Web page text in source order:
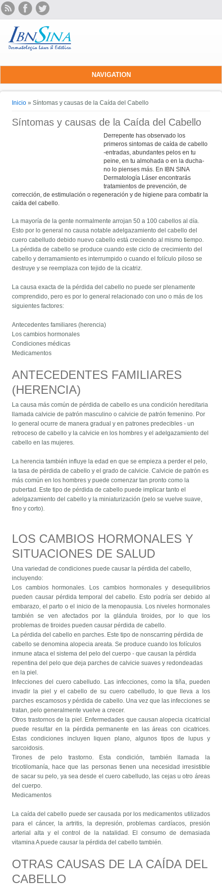
NAVIGATION
Se encuentra usted aquí
Inicio » Síntomas y causas de la Caída del Cabello
Síntomas y causas de la Caída del Cabello
Derrepente has observado los
primeros sintomas de caída de cabello
-entradas, abundantes pelos en tu
peine, en tu almohada o en la ducha-
no lo pienses más. En IBN SINA
Dermatología Láser encontrarás
tratamientos de prevención, de
corrección, de estimulación o regeneración y de higiene para combatir la
caída del cabello.
La mayoría de la gente normalmente arrojan 50 a 100 cabellos al día.
Esto por lo general no causa notable adelgazamiento del cabello del
cuero cabelludo debido nuevo cabello está creciendo al mismo tiempo.
La pérdida de cabello se produce cuando este ciclo de crecimiento del
cabello y derramamiento es interrumpido o cuando el folículo piloso se
destruye y se reemplaza con tejido de la cicatriz.
La causa exacta de la pérdida del cabello no puede ser plenamente
comprendido, pero es por lo general relacionado con uno o más de los
siguientes factores:
Antecedentes familiares (herencia)
Los cambios hormonales
Condiciones médicas
Medicamentos
ANTECEDENTES FAMILIARES
(HERENCIA)
La causa más común de pérdida de cabello es una condición hereditaria
llamada calvicie de patrón masculino o calvicie de patrón femenino. Por
lo general ocurre de manera gradual y en patrones predecibles - un
retroceso de cabello y la calvicie en los hombres y el adelgazamiento del
cabello en las mujeres.
La herencia también influye la edad en que se empieza a perder el pelo,
la tasa de pérdida de cabello y el grado de calvicie. Calvicie de patrón es
más común en los hombres y puede comenzar tan pronto como la
pubertad. Este tipo de pérdida de cabello puede implicar tanto el
adelgazamiento del cabello y la miniaturización (pelo se vuelve suave,
fino y corto).
LOS CAMBIOS HORMONALES Y
SITUACIONES DE SALUD
Una variedad de condiciones puede causar la pérdida del cabello,
incluyendo:
Los cambios hormonales. Los cambios hormonales y desequilibrios
pueden causar pérdida temporal del cabello. Esto podría ser debido al
embarazo, el parto o el inicio de la menopausia. Los niveles hormonales
también se ven afectados por la glándula tiroides, por lo que los
problemas de tiroides pueden causar pérdida de cabello.
La pérdida del cabello en parches. Este tipo de nonscarring pérdida de
cabello se denomina alopecia areata. Se produce cuando los folículos
inmune ataca el sistema del pelo del cuerpo - que causan la pérdida
repentina del pelo que deja parches de calvicie suaves y redondeadas
en la piel.
Infecciones del cuero cabelludo. Las infecciones, como la tiña, pueden
invadir la piel y el cabello de su cuero cabelludo, lo que lleva a los
parches escamosos y pérdida de cabello. Una vez que las infecciones se
tratan, pelo generalmente vuelve a crecer.
Otros trastornos de la piel. Enfermedades que causan alopecia cicatricial
puede resultar en la pérdida permanente en las áreas con cicatrices.
Estas condiciones incluyen liquen plano, algunos tipos de lupus y
sarcoidosis.
Tirones de pelo trastorno. Esta condición, también llamada la
tricotilomanía, hace que las personas tienen una necesidad irresistible
de sacar su pelo, ya sea desde el cuero cabelludo, las cejas u otro áreas
del cuerpo.
Medicamentos
La caída del cabello puede ser causada por los medicamentos utilizados
para el cáncer, la artritis, la depresión, problemas cardíacos, presión
arterial alta y el control de la natalidad. El consumo de demasiada
vitamina A puede causar la pérdida del cabello también.
OTRAS CAUSAS DE LA CAÍDA DEL
CABELLO